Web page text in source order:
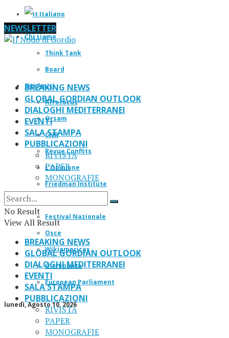
Italiano
Chi siamo
Think Tank
Board
Siti Amici
Afrofocus
Orsam
CNR
Revue Conflits
L’Opinione
Friedman Institute
Festival Nazionale
Osce
Wikiamericas
Oltrepanto
European Parliament
lunedì, Agosto 10, 2026
NEWSLETTER
BREAKING NEWS
GLOBAL GORDIAN OUTLOOK
DIALOGHI MEDITERRANEI
EVENTI
SALA STAMPA
PUBBLICAZIONI
RIVISTA
PAPER
MONOGRAFIE
No Result
View All Result
BREAKING NEWS
GLOBAL GORDIAN OUTLOOK
DIALOGHI MEDITERRANEI
EVENTI
SALA STAMPA
PUBBLICAZIONI
RIVISTA
PAPER
MONOGRAFIE